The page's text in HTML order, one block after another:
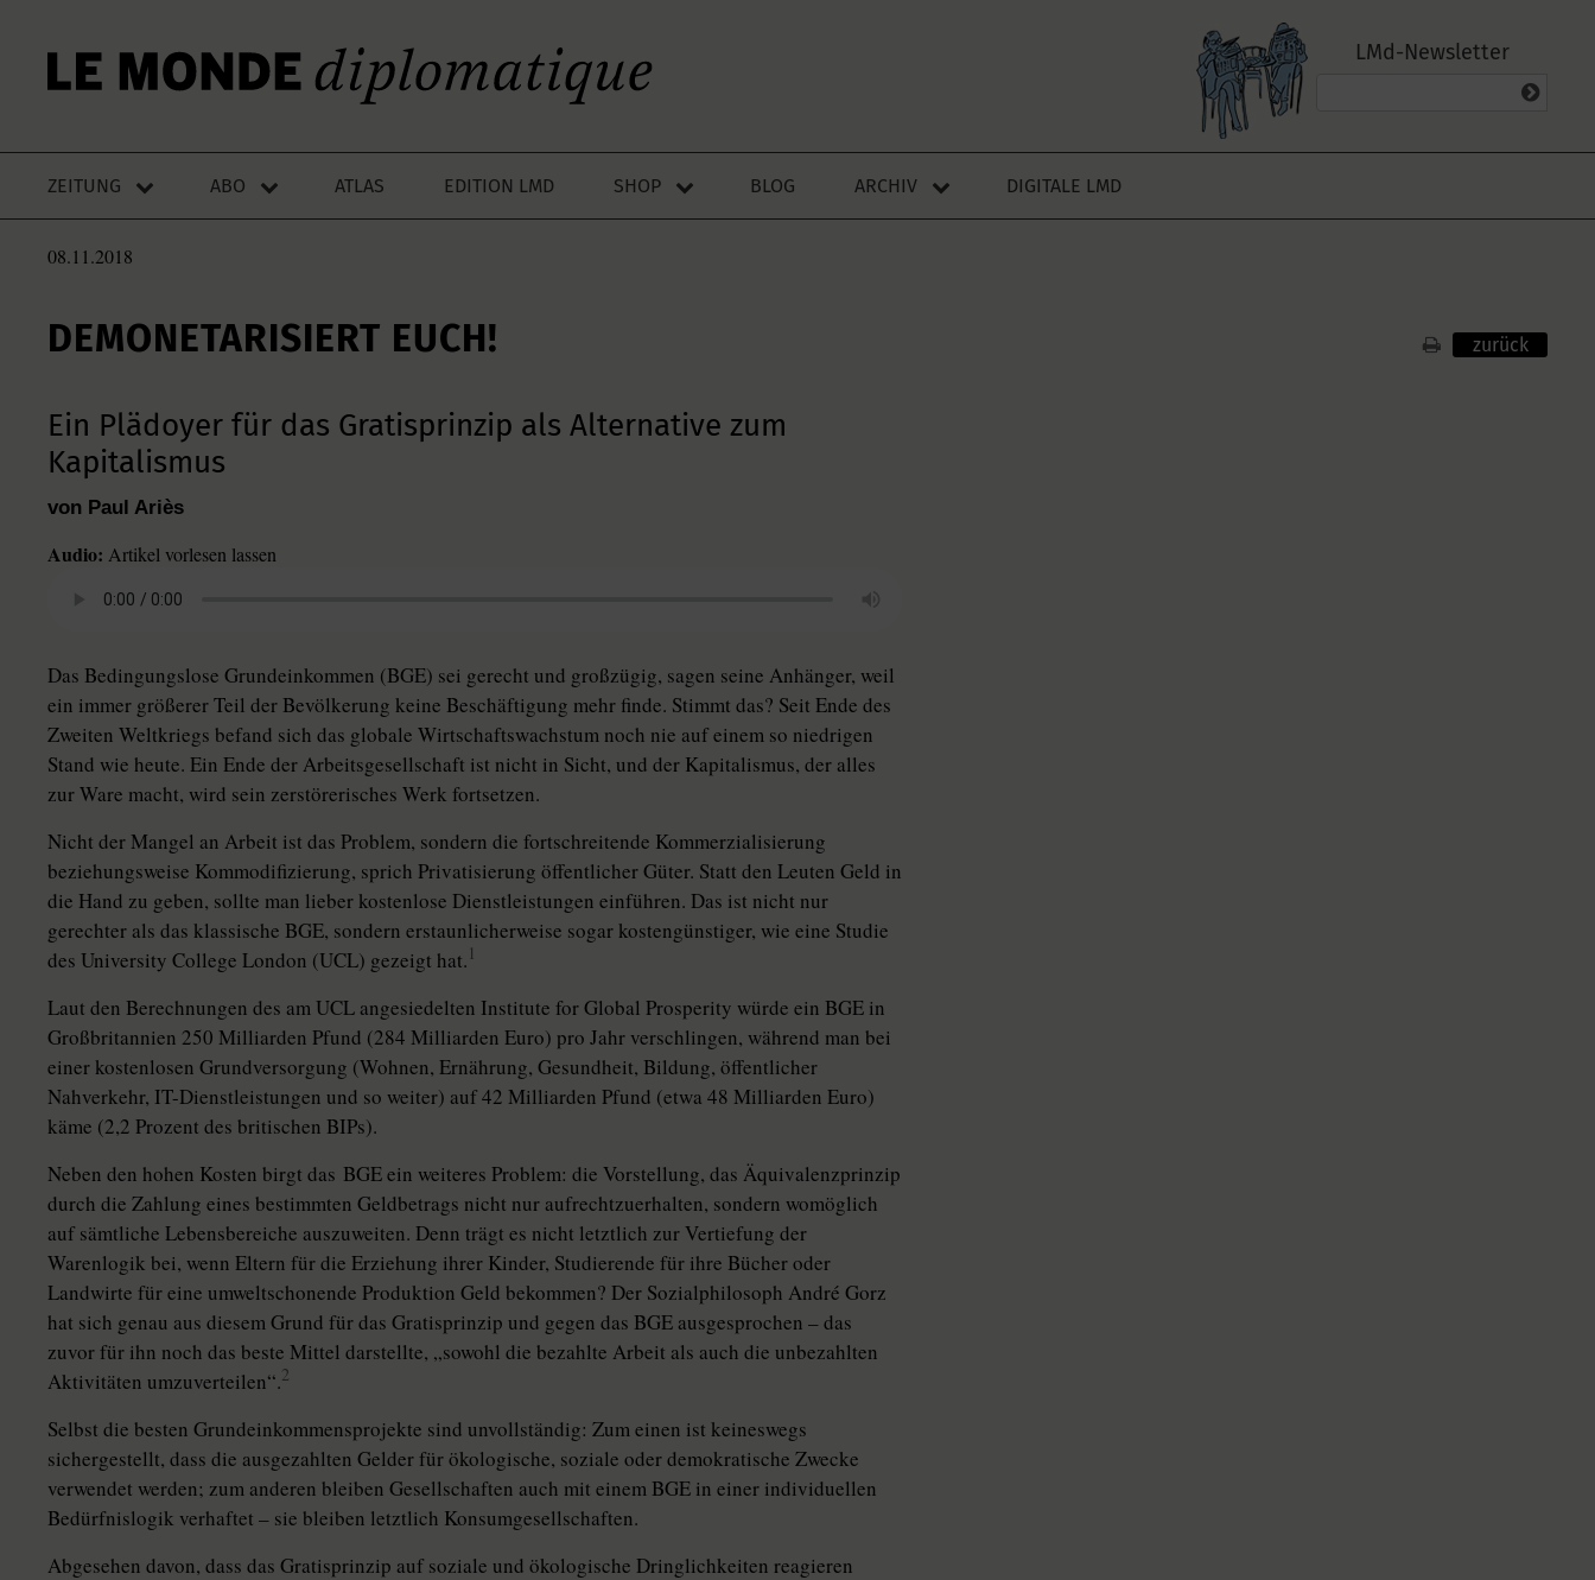
LMd-Newsletter
ZEITUNG ABO ATLAS EDITION LMD SHOP BLOG ARCHIV DIGITALE LMD
08.11.2018
DEMONETARISIERT EUCH! zurück
Ein Plädoyer für das Gratisprinzip als Alternative zum
Kapitalismus
von Paul Ariès
Audio: Artikel vorlesen lassen
Das Bedingungslose Grundeinkommen (BGE) sei gerecht und großzügig, sagen seine Anhänger, weil
ein immer größerer Teil der Bevölkerung keine Beschäftigung mehr finde. Stimmt das? Seit Ende des
Zweiten Weltkriegs befand sich das globale Wirtschaftswachstum noch nie auf einem so niedrigen
Stand wie heute. Ein Ende der Arbeitsgesellschaft ist nicht in Sicht, und der Kapitalismus, der alles
zur Ware macht, wird sein zerstörerisches Werk fortsetzen.
Nicht der Mangel an Arbeit ist das Problem, sondern die fortschreitende Kommerzialisierung
beziehungsweise Kommodifizierung, sprich Privatisierung öffentlicher Güter. Statt den Leuten Geld in
die Hand zu geben, sollte man lieber kostenlose Dienstleistungen einführen. Das ist nicht nur
gerechter als das klassische BGE, sondern erstaunlicherweise sogar kostengünstiger, wie eine Studie
des University College London (UCL) gezeigt hat. 1
Laut den Berechnungen des am UCL angesiedelten Institute for Global Prosperity würde ein BGE in
Großbritannien 250 Milliarden Pfund (284 Milliarden Euro) pro Jahr verschlingen, während man bei
einer kostenlosen Grundversorgung (Wohnen, Ernährung, Gesundheit, Bildung, öffentlicher
Nahverkehr, IT-Dienstleistungen und so weiter) auf 42 Milliarden Pfund (etwa 48 Mil­liar­den Euro)
käme (2,2 Prozent des britischen BIPs).
Neben den hohen Kosten birgt das BGE ein weiteres Problem: die Vorstellung, das Äquivalenzprinzip
durch die Zahlung eines bestimmten Geldbetrags nicht nur aufrechtzuerhalten, sondern womöglich
auf sämtliche Lebensbereiche auszuweiten. Denn trägt es nicht letztlich zur Vertiefung der
Warenlogik bei, wenn Eltern für die Erziehung ihrer Kinder, Studierende für ihre Bücher oder
Landwirte für eine umweltschonende Produktion Geld bekommen? Der Sozialphilosoph ­André Gorz
hat sich genau aus diesem Grund für das Gratisprinzip und gegen das BGE ausgesprochen – das
zuvor für ihn noch das beste Mittel darstellte, „sowohl die bezahlte Arbeit als auch die unbezahlten
Aktivitäten umzuverteilen“.2
Selbst die besten Grundeinkommensprojekte sind unvollständig: Zum einen ist keineswegs
sichergestellt, dass die ausgezahlten Gelder für ökologische, soziale oder demokratische Zwecke
verwendet werden; zum anderen bleiben Gesellschaften auch mit einem BGE in einer individuellen
Bedürfnislogik verhaftet – sie bleiben letztlich Konsumgesellschaften.
Abgesehen davon, dass das Gratis­prinzip auf soziale und ökologische Dringlichkeiten reagieren